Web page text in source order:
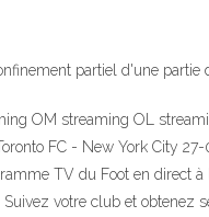
partiel d'une partie
OM streaming OL
FC - New York City
TV du Foot en direct
votre club et obtenez